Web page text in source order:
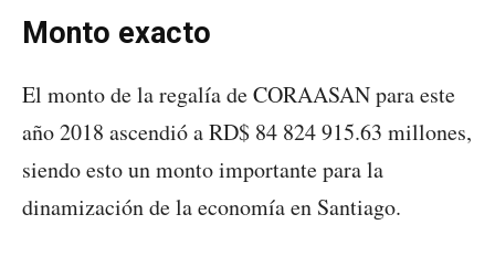
Monto exacto
El monto de la regalía de CORAASAN para este
año 2018 ascendió a RD$ 84 824 915.63 millones,
siendo esto un monto importante para la
dinamización de la economía en Santiago.